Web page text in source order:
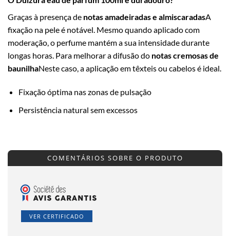
Graças à presença de notas amadeiradas e almiscaradasA
fixação na pele é notável. Mesmo quando aplicado com
moderação, o perfume mantém a sua intensidade durante
longas horas. Para melhorar a difusão do notas cremosas de
baunilhaNeste caso, a aplicação em têxteis ou cabelos é ideal.
Fixação óptima nas zonas de pulsação
Persistência natural sem excessos
COMENTÁRIOS SOBRE O PRODUTO
VER CERTIFICADO